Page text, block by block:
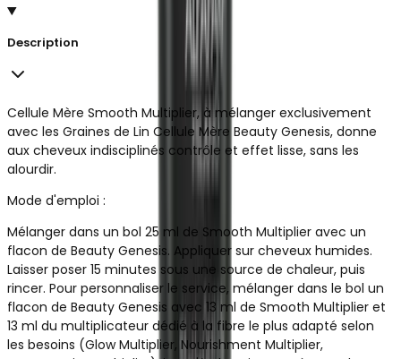
Description
Cellule Mère Smooth Multiplier, à mélanger exclusivement
avec les Graines de Lin Cellule Mère Beauty Genesis, donne
aux cheveux indisciplinés contrôle et effet lisse, sans les
alourdir.
Mode d'emploi :
Mélanger dans un bol 25 ml de Smooth Multiplier avec un
flacon de Beauty Genesis. Appliquer sur cheveux humides.
Laisser poser 15 minutes sous une source de chaleur, puis
rincer. Pour personnaliser le service, mélanger dans le bol un
flacon de Beauty Genesis avec 13 ml de Smooth Multiplier et
13 ml du multiplicateur dédié à la fibre le plus adapté selon
les besoins (Glow Multiplier, Nourishment Multiplier,